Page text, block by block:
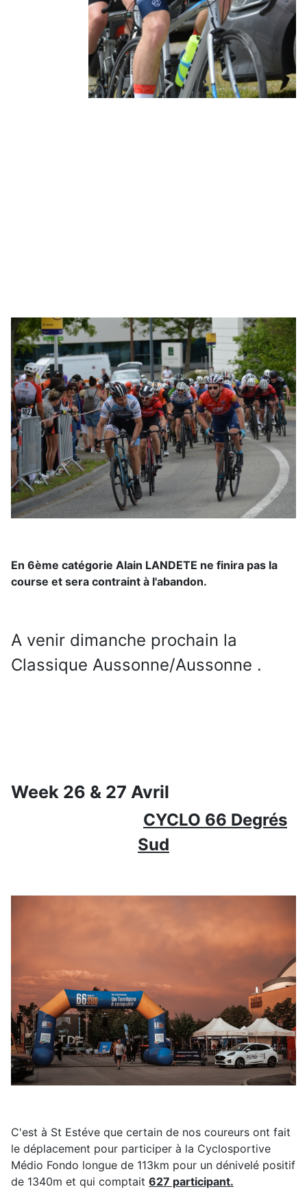
En 6ème catégorie Alain LANDETE ne finira pas la
course et sera contraint à l'abandon.
A venir dimanche prochain la
Classique Aussonne/Aussonne .
Week 26 & 27 Avril
CYCLO 66 Degrés
Sud
C'est à St Estéve que certain de nos coureurs ont fait
le déplacement pour participer à la Cyclosportive
Médio Fondo longue de 113km pour un dénivelé positif
de 1340m et qui comptait 627 participant.